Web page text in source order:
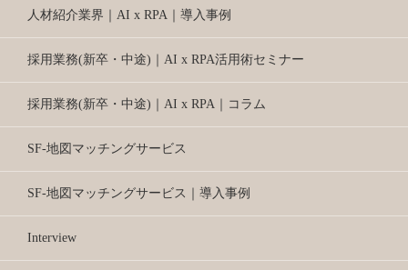
人材紹介業界｜AI x RPA｜導入事例
採用業務(新卒・中途)｜AI x RPA活用術セミナー
採用業務(新卒・中途)｜AI x RPA｜コラム
SF-地図マッチングサービス
SF-地図マッチングサービス｜導入事例
Interview